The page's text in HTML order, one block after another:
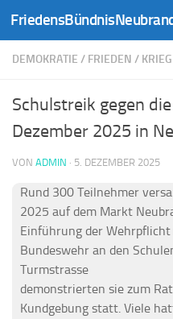
Zum Inhalt springen
DEMOKRATIE / FRIEDEN / KRIEG
Schulstreik gegen
Dezember 2025 in
VON ADMIN · 5. DEZEMBER 2025
Rund 300 Teilnehmer
2025 auf dem Markt
Einführung der
Bundeswehr an den
Turmstrasse
demonstrierten sie zum
Kundgebung statt. Viele